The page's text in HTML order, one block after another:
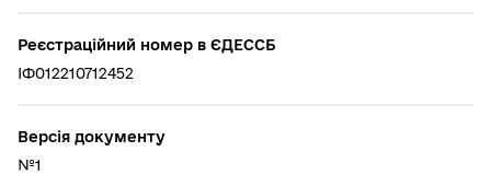
Реєстраційний номер в ЄДЕССБ
ІФ012210712452
Версія документу
№1